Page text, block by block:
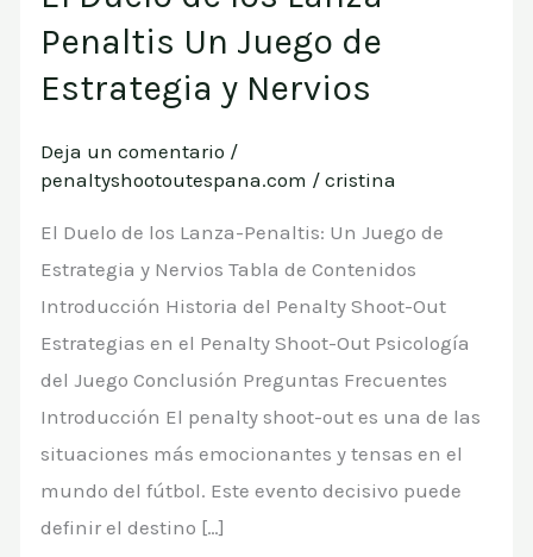
Penaltis Un Juego de
Estrategia y Nervios
Deja un comentario /
penaltyshootoutespana.com / cristina
El Duelo de los Lanza-Penaltis: Un Juego de
Estrategia y Nervios Tabla de Contenidos
Introducción Historia del Penalty Shoot-Out
Estrategias en el Penalty Shoot-Out Psicología
del Juego Conclusión Preguntas Frecuentes
Introducción El penalty shoot-out es una de las
situaciones más emocionantes y tensas en el
mundo del fútbol. Este evento decisivo puede
definir el destino […]
Duelo
los
Penaltis
Juego
de
Estrategia
y
Nervios